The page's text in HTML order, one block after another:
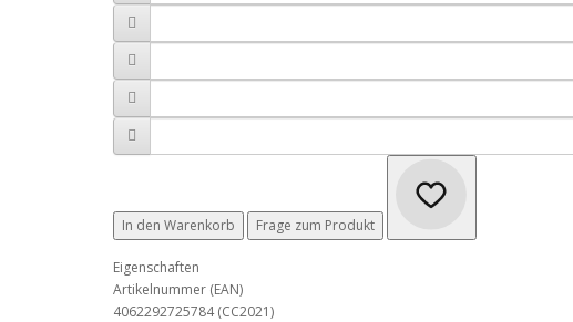
In den Warenkorb Frage zum Produkt
Eigenschaften
Artikelnummer (EAN)
4062292725784 (CC2021)